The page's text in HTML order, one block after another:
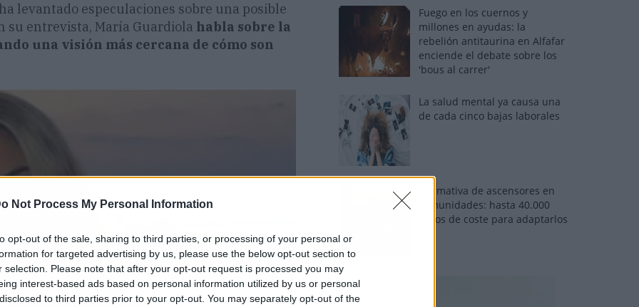
Not Process My Personal Information
opt-out of the sale, sharing to third parties, or processing of your personal or
for targeted advertising by us, please use the below opt-out section to
selection. Please note that after your opt-out request is processed you may
interest-based ads based on personal information utilized by us or personal
to third parties prior to your opt-out. You may separately opt-out of the
levantado especulaciones sobre una posible
entrevista, María Guardiola habla sobre la
una visión más cercana de cómo son
Fuego en los cuernos y
millones en ayudas: la
rebelión antitaurina en Alfafar
enciende el debate sobre los
'bous al carrer'
La salud mental ya causa una
de cada cinco bajas laborales
Normativa de ascensores en
comunidades: hasta 40.000
euros de coste para adaptarlos